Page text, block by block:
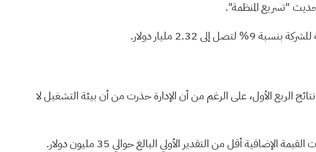
الربع الأول، على الرغم من أن الإدارة حذرت من أن بيئة التشغيل لا
أقل من التقدير الأولي البالغ حوالي 35 مليون دولار.